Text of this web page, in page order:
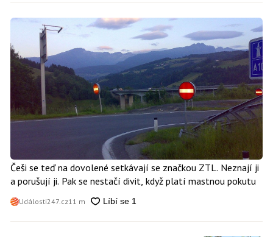
Češi se teď na dovolené setkávají se značkou ZTL. Neznají ji
a porušují ji. Pak se nestačí divit, když platí mastnou pokutu
Události247.cz11 m